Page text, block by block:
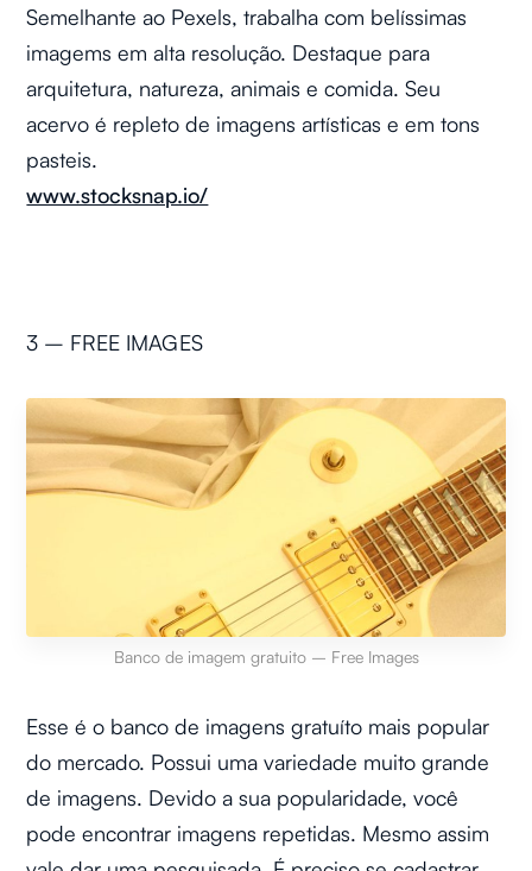
Semelhante ao Pexels, trabalha com belíssimas
imagems em alta resolução. Destaque para
arquitetura, natureza, animais e comida. Seu
acervo é repleto de imagens artísticas e em tons
pasteis.
www.stocksnap.io/
3 – FREE IMAGES
Banco de imagem gratuito – Free Images
Esse é o banco de imagens gratuíto mais popular
do mercado. Possui uma variedade muito grande
de imagens. Devido a sua popularidade, você
pode encontrar imagens repetidas. Mesmo assim